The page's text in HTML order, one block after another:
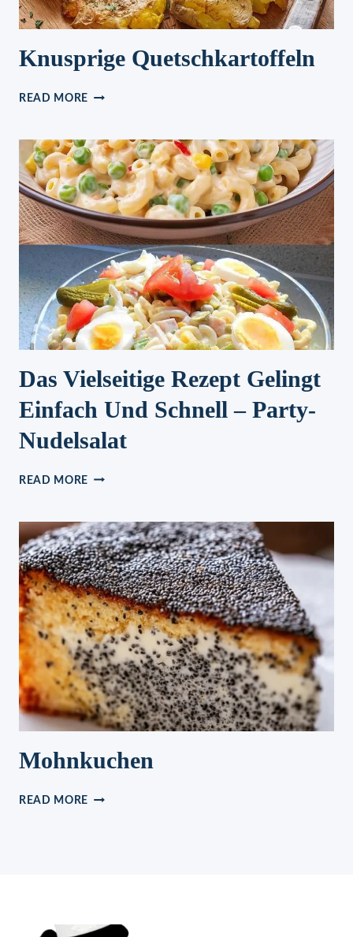
Knusprige Quetschkartoffeln
READ MORE KNUSPRIGE
Das Vielseitige Rezept Gelingt
Einfach Und Schnell – Party-
Nudelsalat
READ MORE DAS
GELINGT
EINFACH
UND
SCHNELL
–
PARTY-
NUDELSALAT
Mohnkuchen
READ MORE MOHNKUCHEN